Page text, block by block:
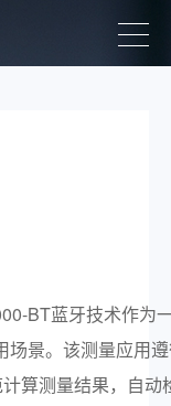
BT蓝牙技术作为
场景。该测量应用
算测量结果，自动